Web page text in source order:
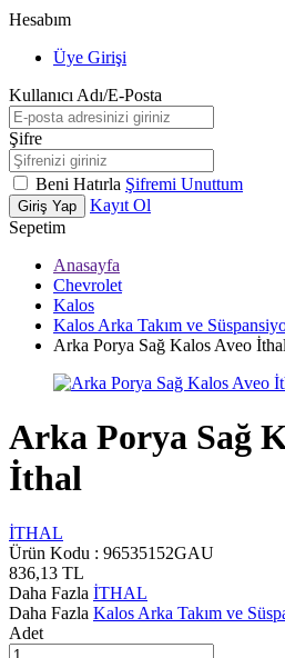
Hesabım
Üye Girişi
Kullanıcı Adı/E-Posta
Şifre
Beni Hatırla Şifremi Unuttum
Giriş Yap
Kayıt Ol
Sepetim
Anasayfa
Chevrolet
Kalos
Kalos Arka Takım ve
Arka Porya Sağ Kalos Aveo İthal
Arka Porya Sağ
İthal
İTHAL
Ürün Kodu : 96535152GAU
836,13 TL
Daha Fazla İTHAL
Daha Fazla Kalos Arka Takım ve
Adet